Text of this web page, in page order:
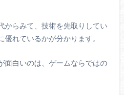
からみて、技術を先取りしてい
れているかが分かります。
面白いのは、ゲームならではの